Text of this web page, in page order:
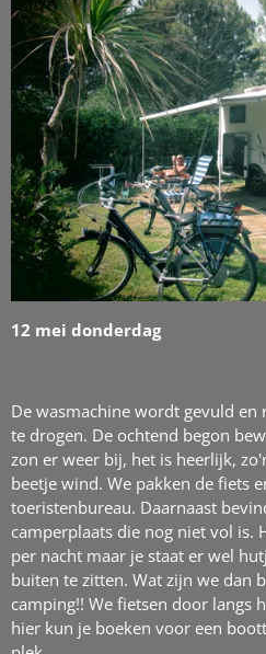
12 mei donderdag
De wasmachine wordt gevuld en
te drogen. De ochtend begon
zon er weer bij, het is heerlijk,
beetje wind. We pakken de fiets
toeristenbureau. Daarnaast
camperplaats die nog niet vol is.
per nacht maar je staat er wel
buiten te zitten. Wat zijn we dan
camping!! We fietsen door langs
hier kun je boeken voor een